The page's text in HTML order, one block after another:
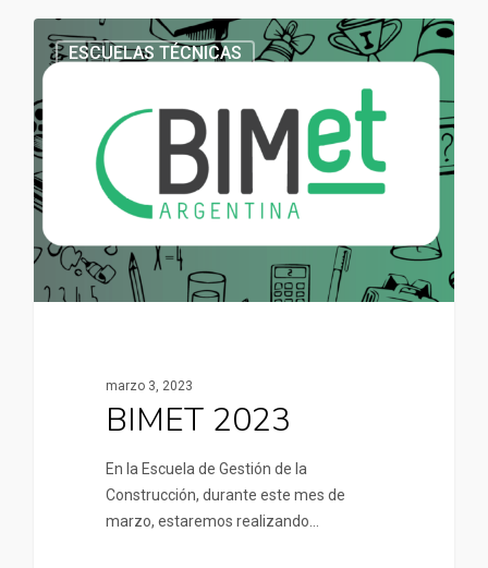
ESCUELAS TÉCNICAS
marzo 3, 2023
BIMET 2023
En la Escuela de Gestión de la
Construcción, durante este mes de
marzo, estaremos realizando…